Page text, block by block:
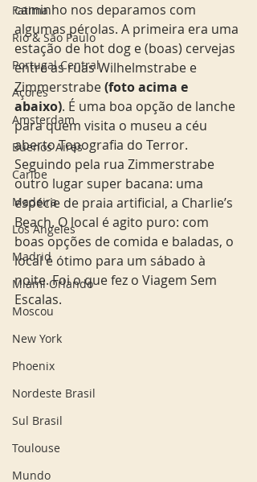
Fatima
Rio & São Paulo
Portugal Central
Açores
Amsterdam
Buenos Aires
Caribe
Madeira
Los Angeles
Madrid
Miami Orlando
Moscou
New York
Phoenix
Nordeste Brasil
Sul Brasil
Toulouse
Mundo
caminho nos deparamos com
algumas pérolas. A primeira era uma
estação de hot dog e (boas) cervejas
entre as ruas Wilhelmstrabe e
Zimmerstrabe (foto acima e
abaixo). É uma boa opção de lanche
para quem visita o museu a céu
aberto Topografia do Terror.
Seguindo pela rua Zimmerstrabe
outro lugar super bacana: uma
espécie de praia artificial, a Charlie’s
Beach. O local é agito puro: com
boas opções de comida e baladas, o
local é ótimo para um sábado à
noite. Foi o que fez o Viagem Sem
Escalas.